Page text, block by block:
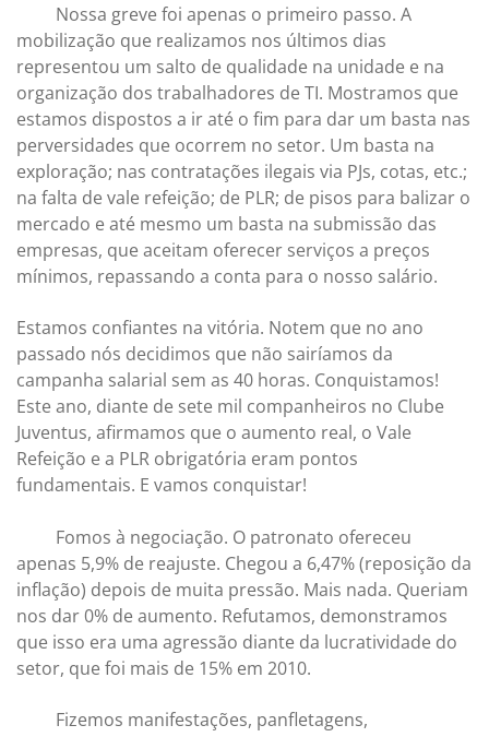
Nossa greve foi apenas o primeiro passo. A
mobilização que realizamos nos últimos dias
representou um salto de qualidade na unidade e na
organização dos trabalhadores de TI. Mostramos que
estamos dispostos a ir até o fim para dar um basta nas
perversidades que ocorrem no setor. Um basta na
exploração; nas contratações ilegais via PJs, cotas, etc.;
na falta de vale refeição; de PLR; de pisos para balizar o
mercado e até mesmo um basta na submissão das
empresas, que aceitam oferecer serviços a preços
mínimos, repassando a conta para o nosso salário.
Estamos confiantes na vitória. Notem que no ano
passado nós decidimos que não sairíamos da
campanha salarial sem as 40 horas. Conquistamos!
Este ano, diante de sete mil companheiros no Clube
Juventus, afirmamos que o aumento real, o Vale
Refeição e a PLR obrigatória eram pontos
fundamentais. E vamos conquistar!
Fomos à negociação. O patronato ofereceu
apenas 5,9% de reajuste. Chegou a 6,47% (reposição da
inflação) depois de muita pressão. Mais nada. Queriam
nos dar 0% de aumento. Refutamos, demonstramos
que isso era uma agressão diante da lucratividade do
setor, que foi mais de 15% em 2010.
Fizemos manifestações, panfletagens,